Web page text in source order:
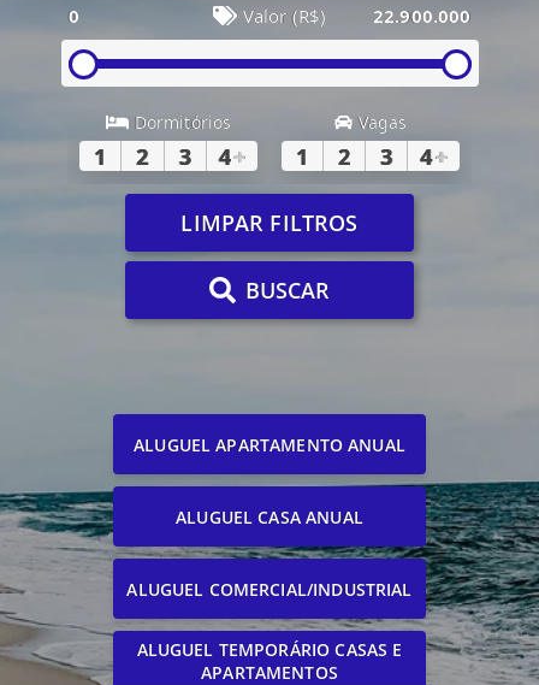
0 Valor (R$) 22.900.000
Dormitórios
1 2 3 4+
Vagas
1 2 3 4+
LIMPAR FILTROS
BUSCAR
ALUGUEL APARTAMENTO ANUAL
ALUGUEL CASA ANUAL
ALUGUEL COMERCIAL/INDUSTRIAL
ALUGUEL TEMPORÁRIO CASAS E
APARTAMENTOS